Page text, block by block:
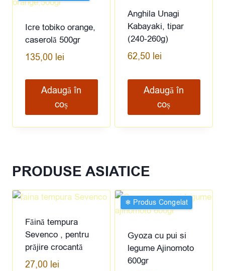
Icre tobiko orange,
caserolă 500gr
135,00 lei
Adaugă în
coș
Anghila Unagi
Kabayaki, tipar
(240-260g)
62,50 lei
Adaugă în
coș
PRODUSE ASIATICE
Făină tempura
Sevenco , pentru
prăjire crocantă
27,00 lei
❄︎ Produs Congelat
Gyoza cu pui si
legume Ajinomoto
600gr